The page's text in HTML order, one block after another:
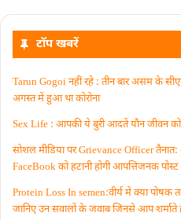
टॉप खबरें
Tarun Gogoi नहीं रहे : तीन बार असम के
अगस्त में हुआ था कोरोना
Sex Life : आपकी ये बुरी आदतें याैन जीवन
सोशल मीडिया पर Grievance Officer
FaceBook को हटानी होगी आपत्तिजनक
Protein Loss In semen:वीर्य में क्या पोषक
जानिए उन सवालों के जवाब जिनसे आप शर्माते